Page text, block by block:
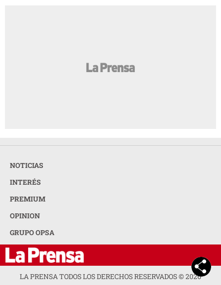
NOTICIAS
INTERÉS
PREMIUM
OPINION
GRUPO OPSA
LA PRENSA TODOS LOS DERECHOS RESERVADOS ©2026